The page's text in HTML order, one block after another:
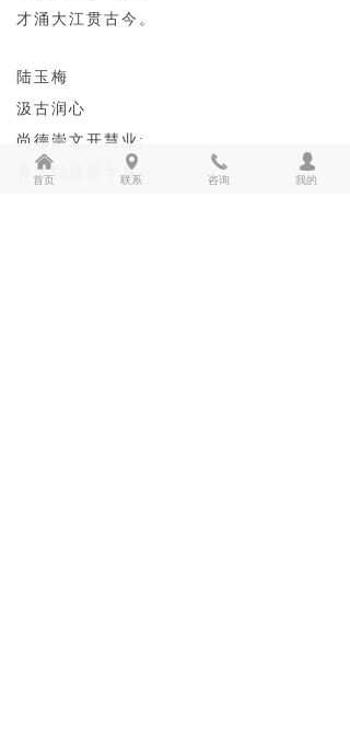
才涌大江贯古今。
陆玉梅
汲古润心
尚德崇文开慧业;
育才弘道谱华章。
낀
首页
넹
联系
끅
咨询
넙
我的